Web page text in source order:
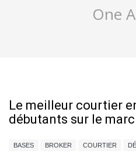
One
Le meilleur courtier
débutants sur le
BASES BROKER COURTIER